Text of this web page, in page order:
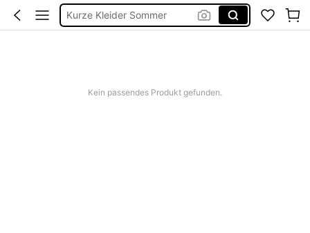
Kurze Kleider Sommer
Kein passendes Produkt gefunden.